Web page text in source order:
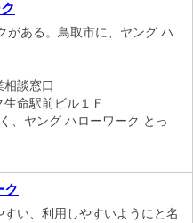
がある。鳥取市に、ヤング ハ
談窓口
命駅前ビル１Ｆ
、ヤング ハローワーク とっ
ク
い、利用しやすいようにと名